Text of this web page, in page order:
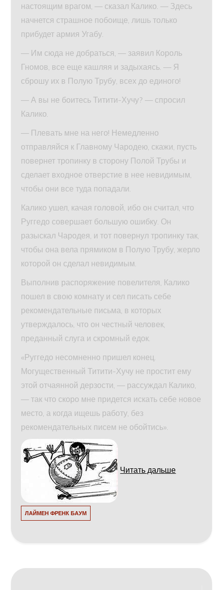
настоящим врагом, — сказал Калико. — Здесь
начнется страшное побоище, лишь только
прибудет армия Угабу.
— Им сюда не добраться, — заявил Король
Гномов, все еще кашляя и задыхаясь. — Я
сброшу их в Полую Трубу, всех до единого!
— А вы не боитесь Титити-Хучу? — спросил
Калико.
— Плевать мне на него! Немедленно
отправляйся к Главному Чародею, скажи, пусть
повернет тропинку в сторону Полой Трубы и
сделает входное отверстие в нее невидимым,
чтобы они все туда попадали.
Калико ушел, качая головой, ибо он считал, что
Руггедо совершает большую ошибку. Он
разыскал Чародея, и тот повернул тропинку так,
чтобы она вела прямиком в Полую Трубу, жерло
которой он сделал невидимым.
Выполнив распоряжение повелителя, Калико
пошел в свою комнату и сел писать себе
рекомендательные письма, в которых
утверждалось, что он честный человек,
преданный слуга и скромный едок.
«Руггедо несомненно пришел конец.
Могущественный Титити-Хучу не простит ему
этой отчаянной дерзости, — рассуждал Калико,
— так что скоро мне придется искать себе новое
место, а когда ищешь работу, без
рекомендательных писем не обойтись».
Читать дальше
ЛАЙМЕН ФРЕНК БАУМ